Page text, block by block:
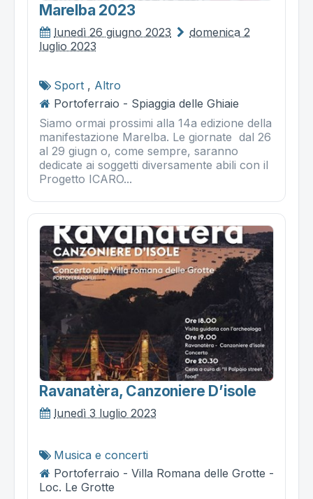
Marelba 2023
lunedì 26 giugno 2023
domenica 2
luglio 2023
Sport , Altro
Portoferraio - Spiaggia delle Ghiaie
Siamo ormai prossimi alla 14a edizione della
manifestazione Marelba. Le giornate dal 26
al 29 giugn o, come sempre, saranno
dedicate ai soggetti diversamente abili con il
Progetto ICARO...
Ravanatèra, Canzoniere D’isole
lunedì 3 luglio 2023
Musica e concerti
Portoferraio - Villa Romana delle Grotte -
Loc. Le Grotte